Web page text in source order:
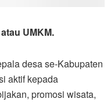
UMKM.
desa se-Kabupaten
aktif kepada
promosi wisata,